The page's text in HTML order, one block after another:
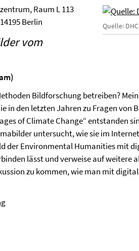
Quelle: DHC
Raum L 113
Berlin
vom
Bildforschung betreiben?
in den letzten Jahren zu Fragen von
of Climate Change“ entstanden
untersucht, wie sie im
der Environmental Humanities mit
lässt und verweise auf weitere
zu kommen, wie man mit